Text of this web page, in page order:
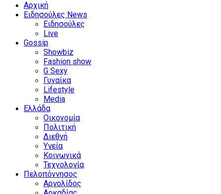
Αρχική
Ειδησούλες News
Ειδησούλες
Live
Gossip
Showbiz
Fashion show
G Sexy
Γυναίκα
Lifestyle
Media
Ελλάδα
Οικονομία
Πολιτική
Διεθνή
Υγεία
Κοινωνικά
Τεχνολογία
Πελοπόννησος
Αργολίδος